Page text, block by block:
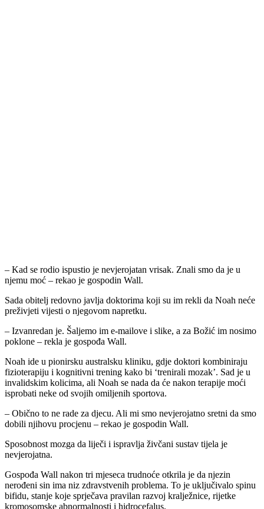
– Kad se rodio ispustio je nevjerojatan vrisak. Znali smo da je u
njemu moć – rekao je gospodin Wall.
Sada obitelj redovno javlja doktorima koji su im rekli da Noah neće
preživjeti vijesti o njegovom napretku.
– Izvanredan je. Šaljemo im e-mailove i slike, a za Božić im nosimo
poklone – rekla je gospođa Wall.
Noah ide u pionirsku australsku kliniku, gdje doktori kombiniraju
fizioterapiju i kognitivni trening kako bi ‘trenirali mozak’. Sad je u
invalidskim kolicima, ali Noah se nada da će nakon terapije moći
isprobati neke od svojih omiljenih sportova.
– Obično to ne rade za djecu. Ali mi smo nevjerojatno sretni da smo
dobili njihovu procjenu – rekao je gospodin Wall.
Sposobnost mozga da liječi i ispravlja živčani sustav tijela je
nevjerojatna.
Gospođa Wall nakon tri mjeseca trudnoće otkrila je da njezin
nerođeni sin ima niz zdravstvenih problema. To je uključivalo spinu
bifidu, stanje koje sprječava pravilan razvoj kralježnice, rijetke
kromosomske abnormalnosti i hidrocefalus.